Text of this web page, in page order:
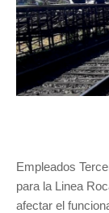
Empleados
para la Linea
afectar el